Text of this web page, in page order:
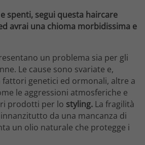
spenti, segui questa haircare
avrai una chioma morbidissima e
un problema sia per gli
Le cause sono svariate e,
genetici ed ormonali, altre a
le aggressioni atmosferiche e
prodotti per lo styling. La fragilità
da una mancanza di
un olio naturale che protegge i